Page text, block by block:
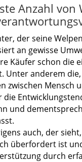
Anzahl
der seine
an gewisse
Käufer schon die
Unter anderem
zwischen Mensch
die
und
auch, der
überfordert ist
durch